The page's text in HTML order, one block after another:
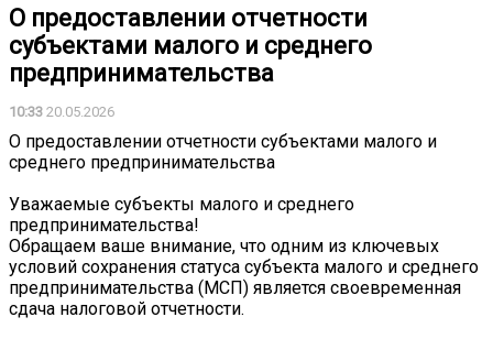
О предоставлении отчетности
субъектами малого и среднего
предпринимательства
10:33 20.05.2026
О предоставлении отчетности субъектами малого и
среднего предпринимательства
Уважаемые субъекты малого и среднего
предпринимательства!
Обращаем ваше внимание, что одним из ключевых
условий сохранения статуса субъекта малого и среднего
предпринимательства (МСП) является своевременная
сдача налоговой отчетности.